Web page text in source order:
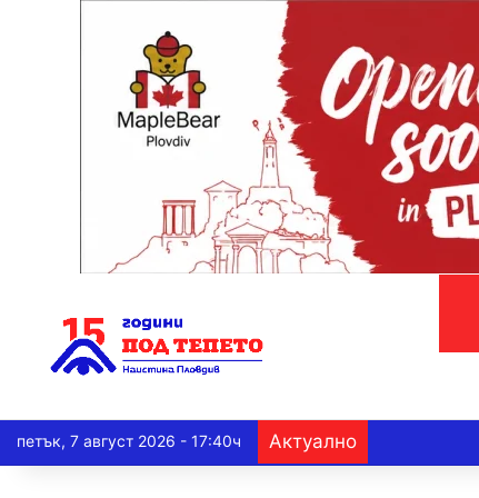
петък, 7 август 2026 - 17:40ч Актуално